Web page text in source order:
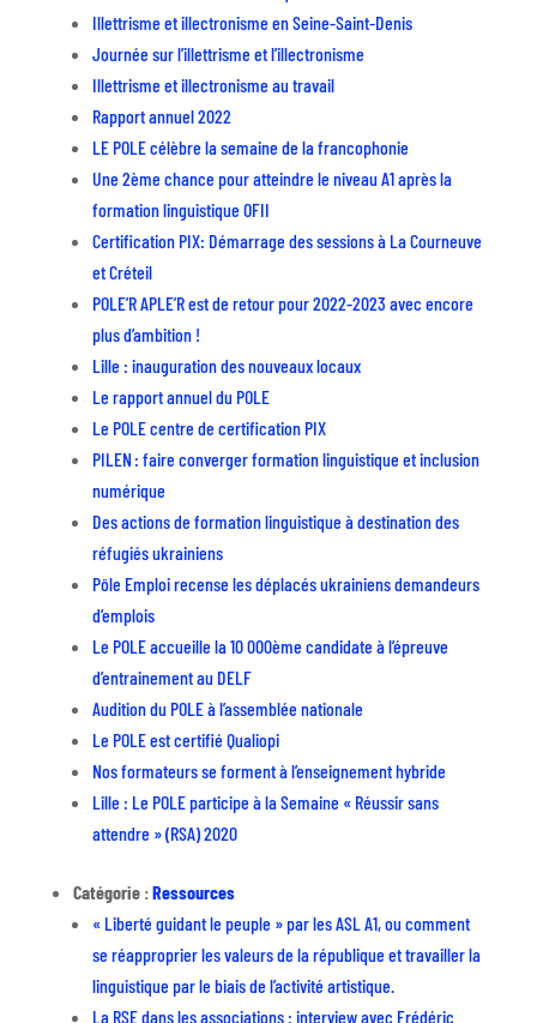
Illettrisme et illectronisme en Seine-Saint-Denis
Journée sur l’illettrisme et l’illectronisme
Illettrisme et illectronisme au travail
Rapport annuel 2022
LE POLE célèbre la semaine de la francophonie
Une 2ème chance pour atteindre le niveau A1 après la
formation linguistique OFII
Certification PIX: Démarrage des sessions à La Courneuve
et Créteil
POLE’R APLE’R est de retour pour 2022-2023 avec encore
plus d’ambition !
Lille : inauguration des nouveaux locaux
Le rapport annuel du POLE
Le POLE centre de certification PIX
PILEN : faire converger formation linguistique et inclusion
numérique
Des actions de formation linguistique à destination des
réfugiés ukrainiens
Pôle Emploi recense les déplacés ukrainiens demandeurs
d’emplois
Le POLE accueille la 10 000ème candidate à l’épreuve
d’entrainement au DELF
Audition du POLE à l’assemblée nationale
Le POLE est certifié Qualiopi
Nos formateurs se forment à l’enseignement hybride
Lille : Le POLE participe à la Semaine « Réussir sans
attendre » (RSA) 2020
Catégorie :Ressources
« Liberté guidant le peuple » par les ASL A1, ou comment
se réapproprier les valeurs de la république et travailler la
linguistique par le biais de l’activité artistique.
La RSE dans les associations : interview avec Frédéric